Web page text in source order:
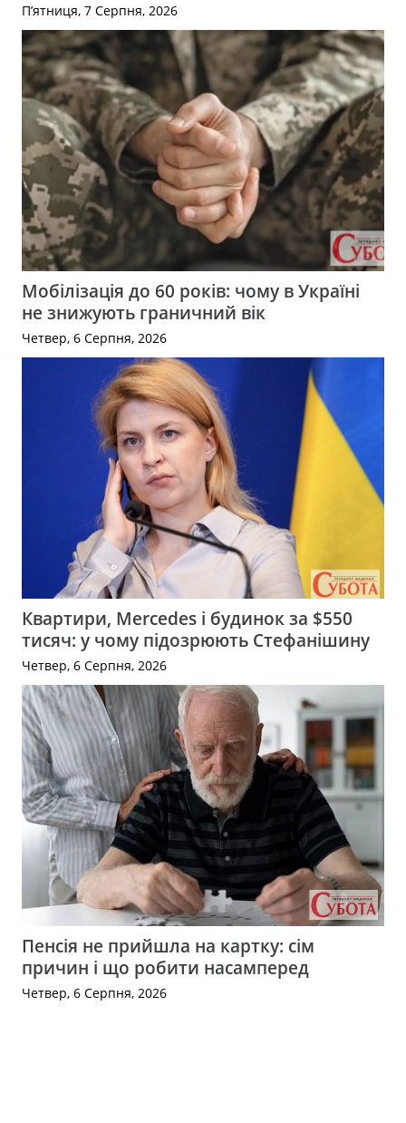
П’ятниця, 7 Серпня, 2026
Мобілізація до 60 років: чому в Україні
не знижують граничний вік
Четвер, 6 Серпня, 2026
Квартири, Mercedes і будинок за $550
тисяч: у чому підозрюють Стефанішину
Четвер, 6 Серпня, 2026
Пенсія не прийшла на картку: сім
причин і що робити насамперед
Четвер, 6 Серпня, 2026